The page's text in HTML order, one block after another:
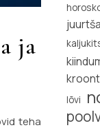
ja
teha
lõvi